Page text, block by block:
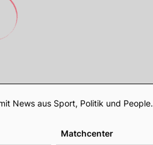
News aus Sport, Politik und People.
Matchcenter